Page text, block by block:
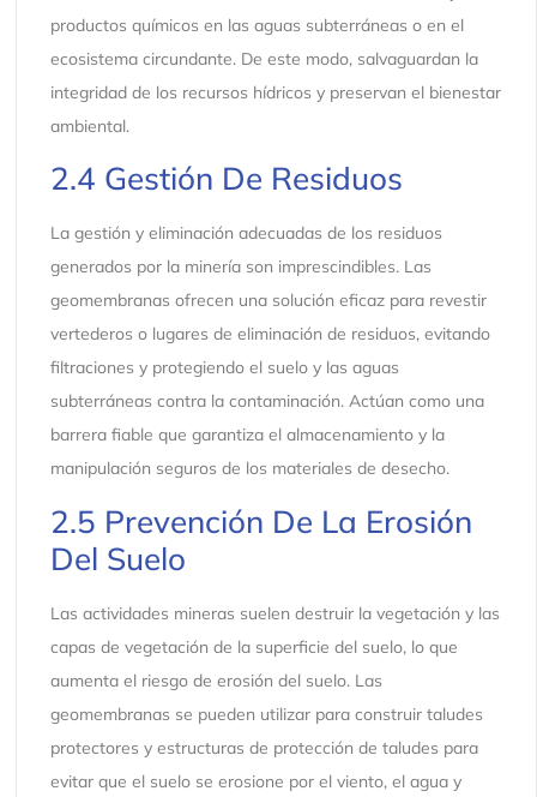
productos químicos en las aguas subterráneas o en el
ecosistema circundante. De este modo, salvaguardan la
integridad de los recursos hídricos y preservan el bienestar
ambiental.
2.4 Gestión De Residuos
La gestión y eliminación adecuadas de los residuos
generados por la minería son imprescindibles. Las
geomembranas ofrecen una solución eficaz para revestir
vertederos o lugares de eliminación de residuos, evitando
filtraciones y protegiendo el suelo y las aguas
subterráneas contra la contaminación. Actúan como una
barrera fiable que garantiza el almacenamiento y la
manipulación seguros de los materiales de desecho.
2.5 Prevención De La Erosión
Del Suelo
Las actividades mineras suelen destruir la vegetación y las
capas de vegetación de la superficie del suelo, lo que
aumenta el riesgo de erosión del suelo. Las
geomembranas se pueden utilizar para construir taludes
protectores y estructuras de protección de taludes para
evitar que el suelo se erosione por el viento, el agua y